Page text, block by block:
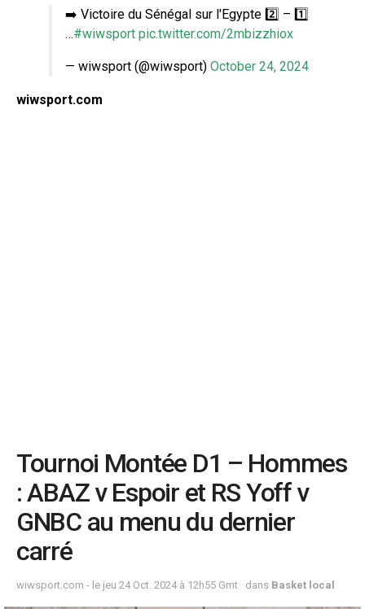
➡️ Victoire du Sénégal sur l'Egypte 2️⃣ – 1️⃣
…#wiwsport pic.twitter.com/2mbizzhiox
— wiwsport (@wiwsport) October 24, 2024
wiwsport.com
Tournoi Montée D1 – Hommes
: ABAZ v Espoir et RS Yoff v
GNBC au menu du dernier
carré
wiwsport.com - le jeu 24 Oct. 2024 à 12h55 Gmt dans Basket local